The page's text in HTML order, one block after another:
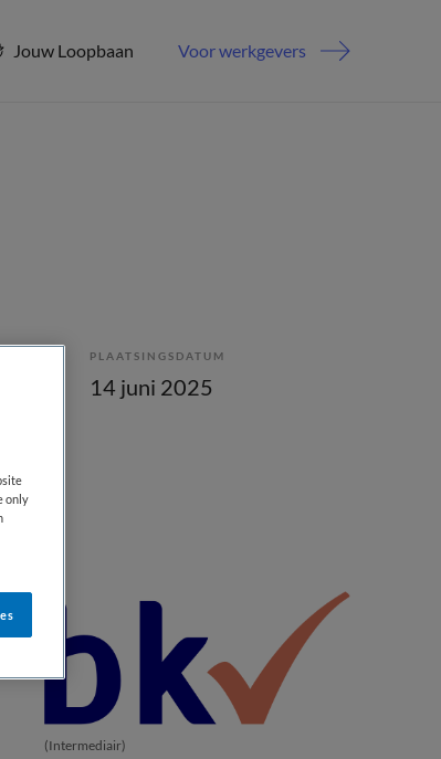
Jouw Loopbaan Voor werkgevers
PLAATSINGSDATUM
14 juni 2025
(Intermediair)
only